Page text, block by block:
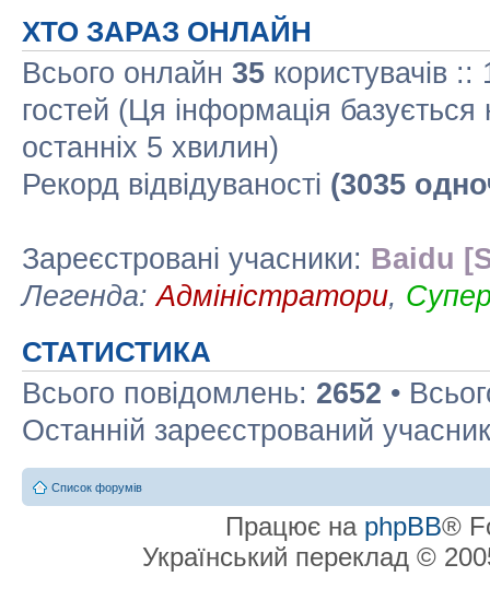
ХТО ЗАРАЗ ОНЛАЙН
Всього онлайн 35 користувачів
гостей (Ця інформація базується
останніх 5 хвилин)
Рекорд відвідуваності (3035
Зареєстровані учасники: Baidu
Легенда:Адміністратори,
СТАТИСТИКА
Всього повідомлень: 2652 •
Останній зареєстрований
Список форумів
Працює на phpBB®
Український переклад ©